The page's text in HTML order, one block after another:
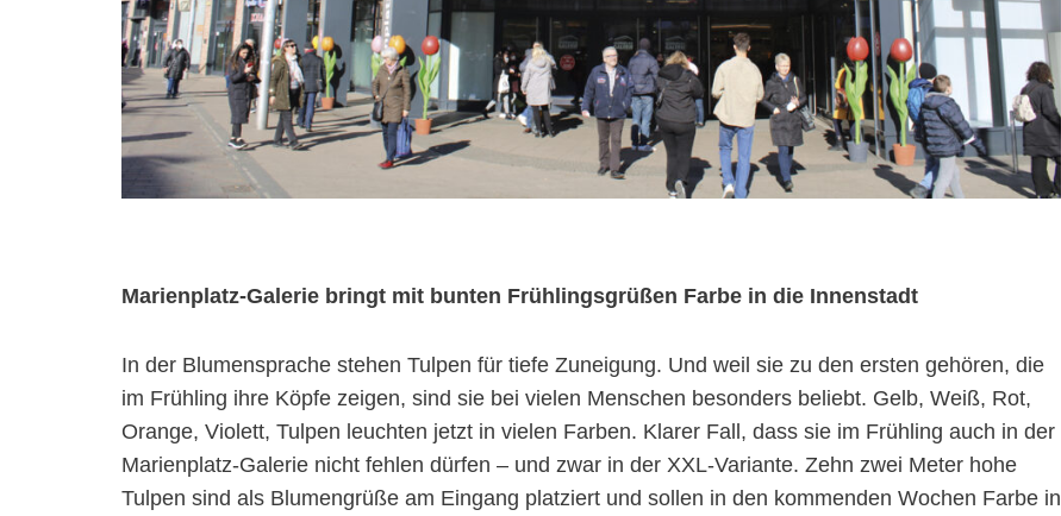
Marienplatz-Galerie bringt mit bunten Frühlingsgrüßen Farbe in die Innenstadt
In der Blumensprache stehen Tulpen für tiefe Zuneigung. Und weil sie zu den ersten gehören, die
im Frühling ihre Köpfe zeigen, sind sie bei vielen Menschen besonders beliebt. Gelb, Weiß, Rot,
Orange, Violett, Tulpen leuchten jetzt in vielen Farben. Klarer Fall, dass sie im Frühling auch in der
Marienplatz-Galerie nicht fehlen dürfen – und zwar in der XXL-Variante. Zehn zwei Meter hohe
Tulpen sind als Blumengrüße am Eingang platziert und sollen in den kommenden Wochen Farbe in